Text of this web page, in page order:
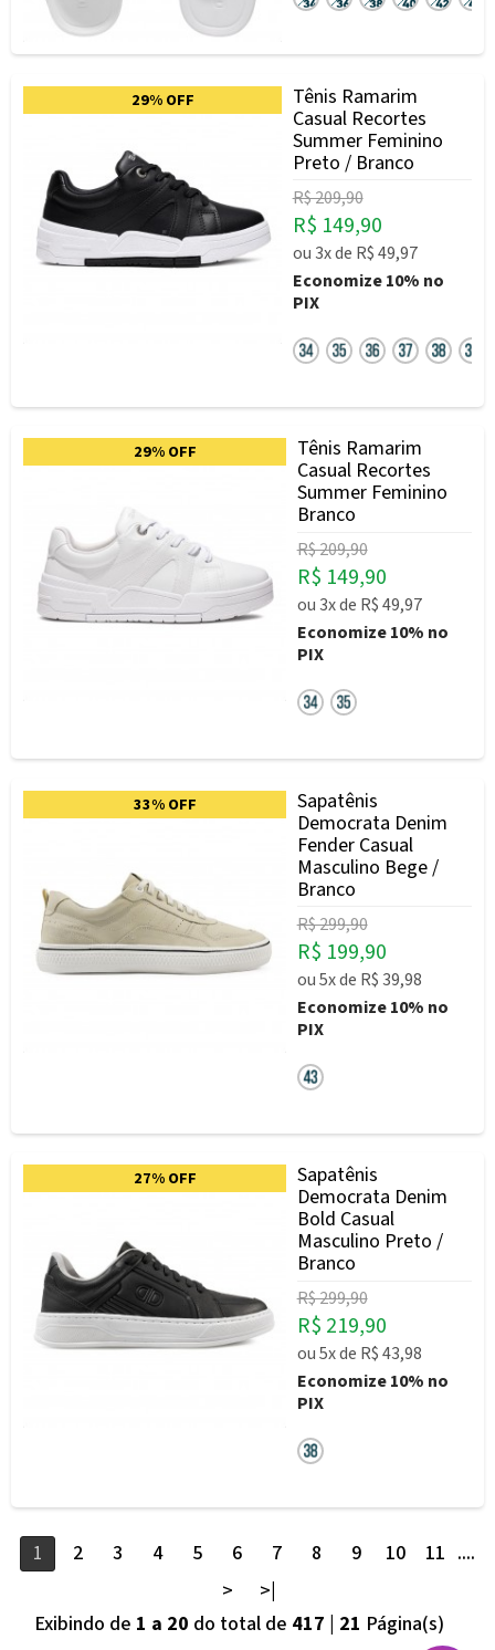
29% OFF
Tênis Ramarim
Casual Recortes
Summer Feminino
Preto / Branco
R$ 209,90
R$ 149,90
ou3xde R$ 49,97
Economize10% no
PIX
29% OFF
Tênis Ramarim
Casual Recortes
Summer Feminino
Branco
R$ 209,90
R$ 149,90
ou3xde R$ 49,97
Economize10% no
PIX
33% OFF
Sapatênis
Democrata Denim
Fender Casual
Masculino Bege /
Branco
R$ 299,90
R$ 199,90
ou5xde R$ 39,98
Economize10% no
PIX
27% OFF
Sapatênis
Democrata Denim
Bold Casual
Masculino Preto /
Branco
R$ 299,90
R$ 219,90
ou5xde R$ 43,98
Economize10% no
PIX
1 2 3 4 5 6 7 8 9 10 11 ....
>
>|
Exibindo de 1 a 20 do total de 417 21 Página(s)